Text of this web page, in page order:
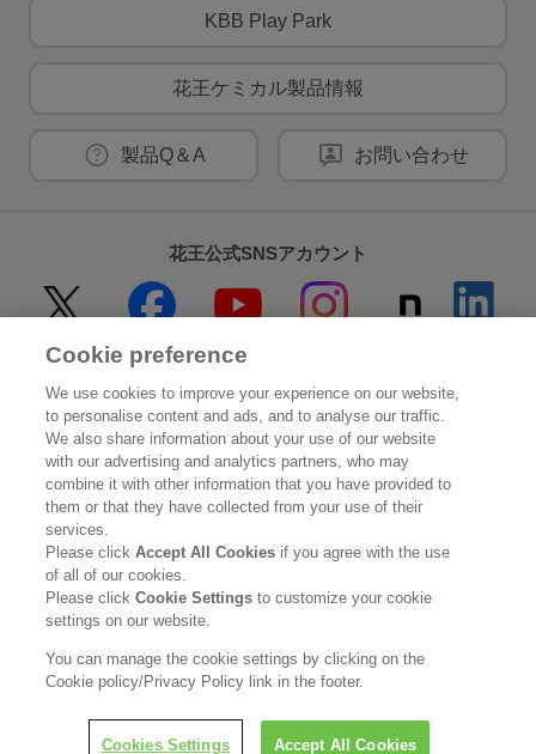
KBB Play Park
花王ケミカル製品情報
製品Q＆A お問い合わせ
花王公式SNSアカウント
Home 花王について
サステナビリティ イノベーション
ブランド 投資家情報
ニュースルーム 採用情報
利用規約 花王のアクセシビリティ 個人情報保護方針
利用者情報の外部送信 ソーシャルメディアポリシー
Cookie preference
We use cookies to improve your experience on our website,
to personalise content and ads, and to analyse our traffic.
We also share information about your use of our website
with our advertising and analytics partners, who may
combine it with other information that you have provided to
them or that they have collected from your use of their
services.
Please clickAccept All Cookies if you agree with the use
of all of our cookies.
Please clickCookie Settingsto customize your cookie
settings on our website.
You can manage the cookie settings by clicking on the
Cookie policy/Privacy Policy link in the footer.
Cookies Settings Accept All Cookies